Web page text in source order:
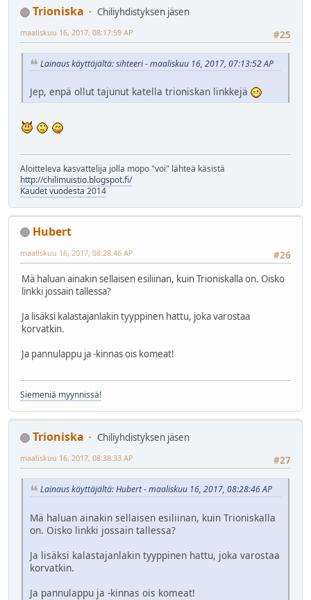
Trioniska
Chiliyhdistyksen jäsen
#25
maaliskuu 16, 2017, 08:17:59 AP
Lainaus käyttäjältä: sihteeri - maaliskuu 16, 2017, 07:13:52 AP
Jep, enpä ollut tajunut katella trioniskan linkkejä
Aloitteleva kasvattelija jolla mopo "voi" lähteä käsistä
http://chilimuistio.blogspot.fi/
Kaudet vuodesta 2014
Hubert
#26
maaliskuu 16, 2017, 08:28:46 AP
Mä haluan ainakin sellaisen esiliinan, kuin Trioniskalla on. Oisko
linkki jossain tallessa?
Ja lisäksi kalastajanlakin tyyppinen hattu, joka varostaa
korvatkin.
Ja pannulappu ja -kinnas ois komeat!
Siemeniä myynnissä!
Trioniska
Chiliyhdistyksen jäsen
#27
maaliskuu 16, 2017, 08:38:33 AP
Lainaus käyttäjältä: Hubert - maaliskuu 16, 2017, 08:28:46 AP
Mä haluan ainakin sellaisen esiliinan, kuin Trioniskalla
on. Oisko linkki jossain tallessa?
Ja lisäksi kalastajanlakin tyyppinen hattu, joka varostaa
korvatkin.
Ja pannulappu ja -kinnas ois komeat!